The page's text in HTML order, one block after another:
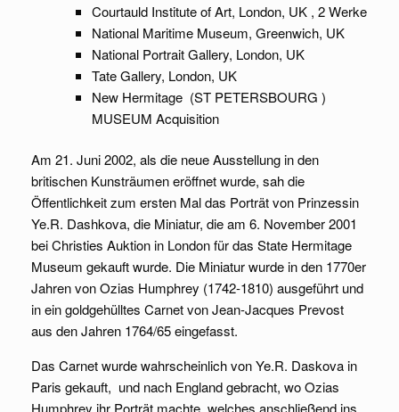
Courtauld Institute of Art, London, UK , 2 Werke
National Maritime Museum, Greenwich, UK
National Portrait Gallery, London, UK
Tate Gallery, London, UK
New Hermitage (ST PETERSBOURG )
MUSEUM Acquisition
Am 21. Juni 2002, als die neue Ausstellung in den
britischen Kunsträumen eröffnet wurde, sah die
Öffentlichkeit zum ersten Mal das Porträt von Prinzessin
Ye.R. Dashkova, die Miniatur, die am 6. November 2001
bei Christies Auktion in London für das State Hermitage
Museum gekauft wurde. Die Miniatur wurde in den 1770er
Jahren von Ozias Humphrey (1742-1810) ausgeführt und
in ein goldgehülltes Carnet von Jean-Jacques Prevost
aus den Jahren 1764/65 eingefasst.
Das Carnet wurde wahrscheinlich von Ye.R. Daskova in
Paris gekauft, und nach England gebracht, wo Ozias
Humphrey ihr Porträt machte, welches anschließend ins